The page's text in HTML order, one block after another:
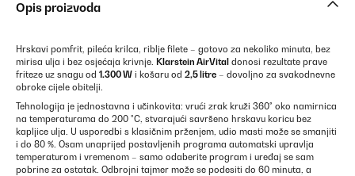
Opis proizvoda
Hrskavi pomfrit, pileća krilca, riblje filete – gotovo za nekoliko minuta, bez
mirisa ulja i bez osjećaja krivnje. Klarstein AirVital donosi rezultate prave
friteze uz snagu od 1.300 W i košaru od 2,5 litre – dovoljno za svakodnevne
obroke cijele obitelji.
Tehnologija je jednostavna i učinkovita: vrući zrak kruži 360° oko namirnica
na temperaturama do 200 °C, stvarajući savršeno hrskavu koricu bez
kapljice ulja. U usporedbi s klasičnim prženjem, udio masti može se smanjiti
i do 80 %. Osam unaprijed postavljenih programa automatski upravlja
temperaturom i vremenom – samo odaberite program i uređaj se sam
pobrine za ostatak. Odbrojni tajmer može se podesiti do 60 minuta, a